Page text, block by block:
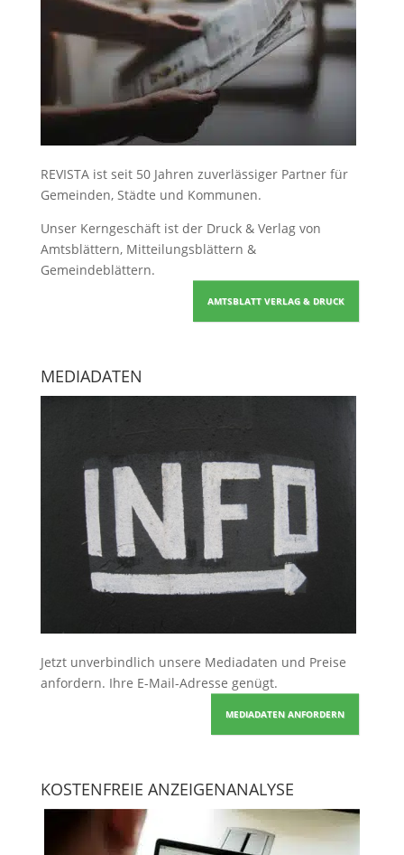
REVISTA ist seit 50 Jahren zuverlässiger Partner für
Gemeinden, Städte und Kommunen.
Unser Kerngeschäft ist der Druck & Verlag von
Amtsblättern, Mitteilungsblättern &
Gemeindeblättern.
AMTSBLATT VERLAG & DRUCK
MEDIADATEN
Jetzt unverbindlich unsere Mediadaten und Preise
anfordern. Ihre E-Mail-Adresse genügt.
MEDIADATEN ANFORDERN
KOSTENFREIE ANZEIGENANALYSE